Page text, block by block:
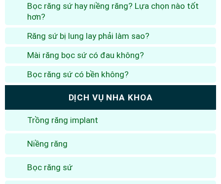
Bọc răng sứ hay niềng răng? Lựa chọn nào tốt
hơn?
Răng sứ bị lung lay phải làm sao?
Mài răng bọc sứ có đau không?
Bọc răng sứ có bền không?
DỊCH VỤ NHA KHOA
Trồng răng implant
Niềng răng
Bọc răng sứ